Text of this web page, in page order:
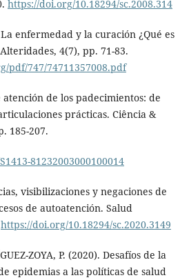
https://doi.org/10.18294/sc.2008.314
enfermedad y la curación ¿Qué es
4(7), pp. 71-83.
pdf/747/74711357008.pdf
atención de los padecimientos: de
prácticas. Ciência &
185-207.
81232003000100014
visibilizaciones y negaciones de
de autoatención. Salud
https://doi.org/10.18294/sc.2020.3149
ZOYA, P. (2020). Desafíos de la
epidemias a las políticas de salud